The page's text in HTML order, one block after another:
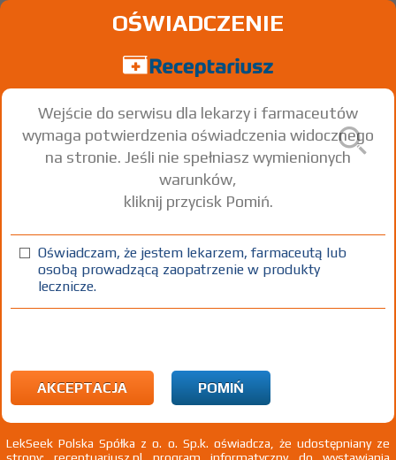
® - (IR)
Alprazolam
tabl. 0,5 mg 30 szt. Doustnie
100%
OŚWIADCZENIE
Wejście do serwisu dla lekarzy i farmaceutów
wymaga potwierdzenia oświadczenia widocznego
na stronie. Jeśli nie spełniasz wymienionych
warunków,
kliknij przycisk Pomiń.
Oświadczam, że jestem lekarzem, farmaceutą lub
osobą prowadzącą zaopatrzenie w produkty
lecznicze.
AKCEPTACJA POMIŃ
LekSeek Polska Spółka z o. o. Sp.k. oświadcza, że udostępniany ze